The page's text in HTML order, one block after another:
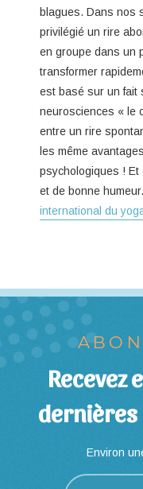
blagues. Dans nos
privilégié un rire
en groupe dans un
transformer
est basé sur un fait
neurosciences « le
entre un rire
les même
psychologiques ! Et
et de bonne
international du
Recevez
dernières
Environ